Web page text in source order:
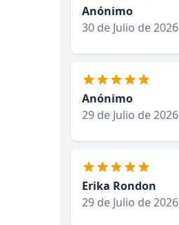
Anónimo
30 de Julio de 2026
Anónimo
29 de Julio de 2026
Erika Rondon
29 de Julio de 2026